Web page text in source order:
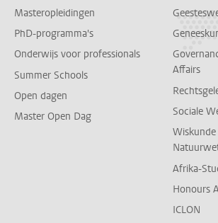
Masteropleidingen
PhD-programma's
Onderwijs voor professionals
Summer Schools
Open dagen
Master Open Dag
Affairs
Sociale
Wiskunde
Afrika-
Honours
ICLON